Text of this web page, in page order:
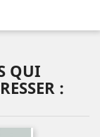
QUI
: